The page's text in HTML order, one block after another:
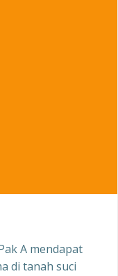
A mendapat
di tanah suci